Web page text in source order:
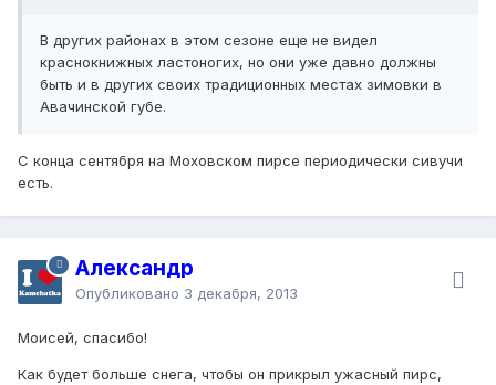
В других районах в этом сезоне еще не видел
краснокнижных ластоногих, но они уже давно должны
быть и в других своих традиционных местах зимовки в
Авачинской губе.
С конца сентября на Моховском пирсе периодически сивучи
есть.
Александр
Опубликовано 3 декабря, 2013
Моисей, спасибо!
Как будет больше снега, чтобы он прикрыл ужасный пирс,